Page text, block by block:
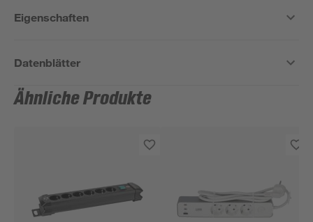
Eigenschaften
Datenblätter
Ähnliche Produkte